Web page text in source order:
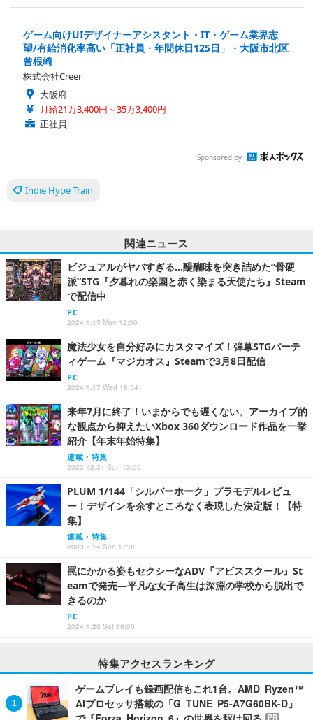
ゲーム向けUIデザイナーアシスタント・IT・ゲーム業界志
望/有給消化率高い「正社員・年間休日125日」・大阪市北区
曾根崎
株式会社Creer
大阪府
月給21万3,400円～35万3,400円
正社員
Sponsored by
Indie Hype Train
関連ニュース
ビジュアルがヤバすぎる…醍醐味を突き詰めた“骨硬
派”STG『夕暮れの楽園と赤く染まる天使たち』Steam
で配信中
PC
2024.1.15 Mon 12:00
魔法少女を自分好みにカスタマイズ！弾幕STGパーテ
ィゲーム『マジカオス』Steamで3月8日配信
PC
2024.1.17 Wed 18:54
来年7月に終了！いまからでも遅くない、アーカイブ的
な観点から抑えたいXbox 360ダウンロード作品を一挙
紹介【年末年始特集】
連載・特集
2023.12.31 Sun 13:00
PLUM 1/144「シルバーホーク」プラモデルレビュ
ー！デザインを余すところなく表現した決定版！【特
集】
連載・特集
2023.5.14 Sun 17:00
罠にかかる姿もセクシーなADV『アビススクール』St
eamで発売―平凡な女子高生は深淵の学校から脱出で
きるのか
PC
2024.1.20 Sat 16:00
特集アクセスランキング
ゲームプレイも録画配信もこれ1台。AMD Ryzen™
AIプロセッサ搭載の「G TUNE P5-A7G60BK-D」
PR